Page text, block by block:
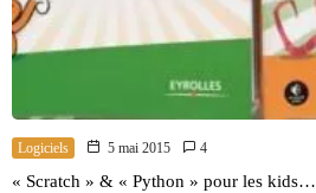
Logiciels 5 mai 2015 4
« Scratch » & « Python » pour les kids…